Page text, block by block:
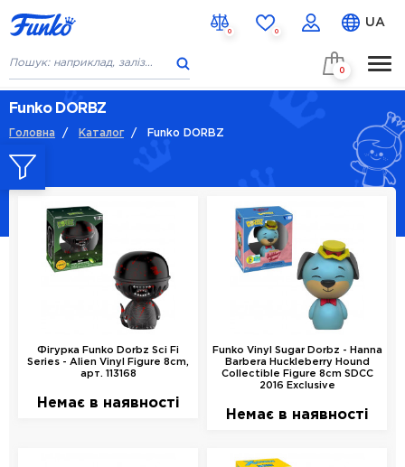
0 0
UA
0
ГОЛОВНА
НОВИНКИ
СКОРО В НАЯВНОСТІ
ПРО НАС
Funko DORBZ
Головна / Каталог/ Funko DORBZ
Фігурка Funko Dorbz Sci Fi
Series - Alien Vinyl Figure 8cm,
арт. 113168
Немає в наявності
Funko Vinyl Sugar Dorbz - Hanna
Barbera Huckleberry Hound
Collectible Figure 8cm SDCC
2016 Exclusive
Немає в наявності